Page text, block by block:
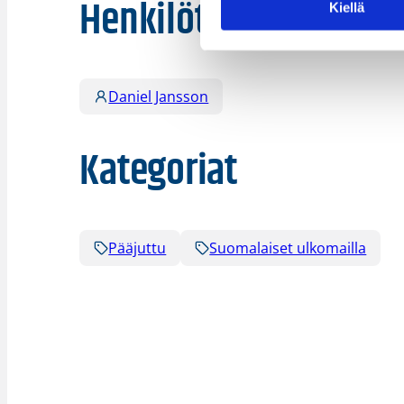
Kiellä
Henkilöt
Daniel Jansson
Kategoriat
Pääjuttu Suomalaiset ulkomailla